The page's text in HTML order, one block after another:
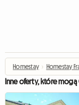
Homestay › Homestay
Inne oferty, które mogą